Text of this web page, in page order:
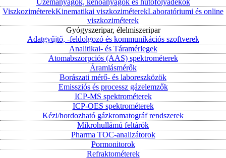
ViszkoziméterekKinematikai viszkoziméterekLaboratóriumi és online
viszkoziméterek
Gyógyszeripar, élelmiszeripar
Adatgyűjtő, -feldolgozó és kommunikációs szoftverek
Analitikai- és Táramérlegek
Atomabszorpciós (AAS) spektrométerek
Áramlásmérők
Borászati mérő- és laboreszközök
Emissziós és processz gázelemzők
ICP-MS spektrométerek
ICP-OES spektrométerek
Kézi/hordozható gázkromatográf rendszerek
Mikrohullámú feltárók
Pharma TOC-analizátorok
Pormonitorok
Refraktométerek